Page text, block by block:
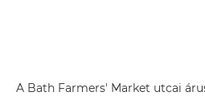
A Bath Farmers' Market utcai